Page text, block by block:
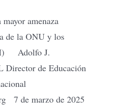
amenaza
de la ONU y los
Adolfo J.
Director de Educación
7 de marzo de 2025